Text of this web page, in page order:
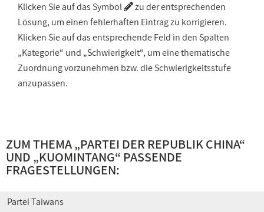
Klicken Sie auf das Symbol
zu der entsprechenden
Lösung, um einen fehlerhaften Eintrag zu korrigieren.
Klicken Sie auf das entsprechende Feld in den Spalten
„Kategorie“ und „Schwierigkeit“, um eine thematische
Zuordnung vorzunehmen bzw. die Schwierigkeitsstufe
anzupassen.
ZUM THEMA „PARTEI DER REPUBLIK CHINA“
UND „KUOMINTANG“ PASSENDE
FRAGESTELLUNGEN:
Partei Taiwans